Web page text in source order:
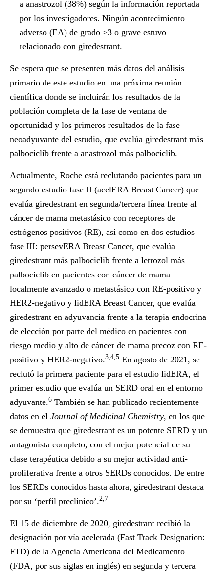
a anastrozol (38%) según la información reportada
por los investigadores. Ningún acontecimiento
adverso (EA) de grado ≥3 o grave estuvo
relacionado con giredestrant.
Se espera que se presenten más datos del análisis
primario de este estudio en una próxima reunión
científica donde se incluirán los resultados de la
población completa de la fase de ventana de
oportunidad y los primeros resultados de la fase
neoadyuvante del estudio, que evalúa giredestrant más
palbociclib frente a anastrozol más palbociclib.
Actualmente, Roche está reclutando pacientes para un
segundo estudio fase II (acelERA Breast Cancer) que
evalúa giredestrant en segunda/tercera línea frente al
cáncer de mama metastásico con receptores de
estrógenos positivos (RE), así como en dos estudios
fase III: persevERA Breast Cancer, que evalúa
giredestrant más palbociclib frente a letrozol más
palbociclib en pacientes con cáncer de mama
localmente avanzado o metastásico con RE-positivo y
HER2-negativo y lidERA Breast Cancer, que evalúa
giredestrant en adyuvancia frente a la terapia endocrina
de elección por parte del médico en pacientes con
riesgo medio y alto de cáncer de mama precoz con RE-
positivo y HER2-negativo.3,4,5 En agosto de 2021, se
reclutó la primera paciente para el estudio lidERA, el
primer estudio que evalúa un SERD oral en el entorno
adyuvante.6 También se han publicado recientemente
datos en el Journal of Medicinal Chemistry, en los que
se demuestra que giredestrant es un potente SERD y un
antagonista completo, con el mejor potencial de su
clase terapéutica debido a su mejor actividad anti-
proliferativa frente a otros SERDs conocidos. De entre
los SERDs conocidos hasta ahora, giredestrant destaca
por su ‘perfil preclínico’.2,7
El 15 de diciembre de 2020, giredestrant recibió la
designación por vía acelerada (Fast Track Designation:
FTD) de la Agencia Americana del Medicamento
(FDA, por sus siglas en inglés) en segunda y tercera